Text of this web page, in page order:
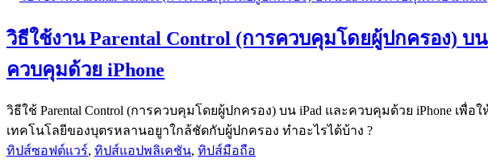
วิธีใช้งาน Parental Control (การควบคุมโดยผู้ปกครอง) บ
ควบคุมด้วย iPhone
วิธีใช้ Parental Control (การควบคุมโดยผู้ปกครอง) บน iPad และควบคุมด้วย iPhone เพื่อ
เทคโนโลยีของบุตรหลานอยูาใกล้ชัดกับผู้ปกครอง ทำอะไรได้บ้าง ?
ทิปส์ซอฟต์แวร์, ทิปส์แอปพลิเคชัน, ทิปส์มือถือ